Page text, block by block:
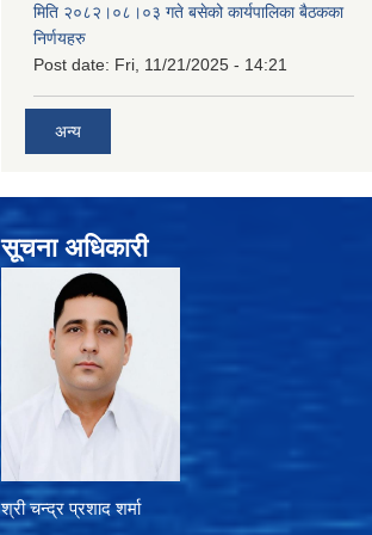
मिति २०८२।०८।०३ गते बसेको कार्यपालिका बैठकका
निर्णयहरु
Post date: Fri, 11/21/2025 - 14:21
अन्य
सूचना अधिकारी
श्री चन्द्र प्रशाद शर्मा